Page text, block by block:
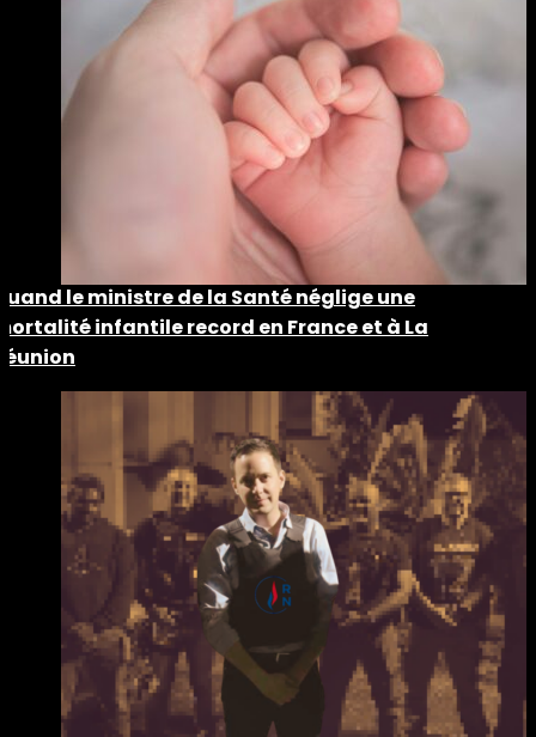
le ministre de la Santé néglige une
infantile record en France et à La